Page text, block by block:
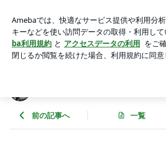
アプリをダウンロードして ブログの更新通知
ょう。
前の記事へ 一覧